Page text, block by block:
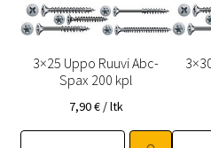
3×25 Uppo Ruuvi Abc-
Spax 200 kpl
7,90€ / ltk